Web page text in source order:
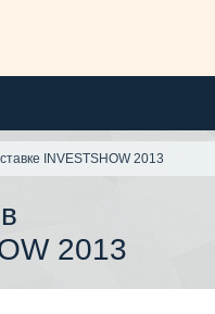
INVESTSHOW 2013
2013